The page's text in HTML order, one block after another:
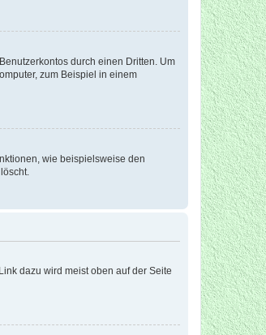
durch einen Dritten. Um
zum Beispiel in einem
wie beispielsweise den
dazu wird meist oben auf der Seite